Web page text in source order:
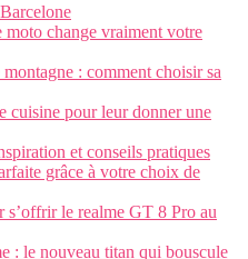
change vraiment votre
: comment choisir sa
cuisine pour leur donner une
et conseils pratiques
grâce à votre choix de
le realme GT 8 Pro au
: le nouveau titan qui bouscule